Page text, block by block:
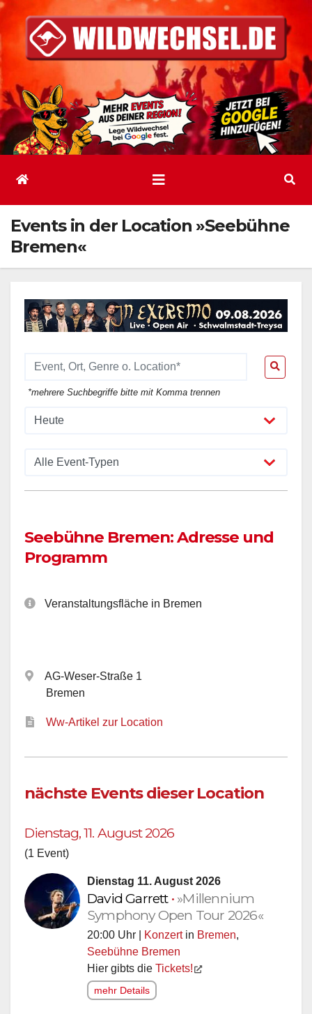
Inhalt
springen
Events in der Location »Seebühne
Bremen«
*mehrere Suchbegriffe bitte mit Komma trennen
Seebühne Bremen: Adresse und
Programm
Veranstaltungsfläche in Bremen
AG-Weser-Straße 1
Bremen
Ww-Artikel zur Location
nächste Events dieser Location
Dienstag, 11. August 2026
(1 Event)
Dienstag 11. August 2026
David Garrett • »Millennium
Symphony Open Tour 2026«
20:00 Uhr | Konzertin Bremen,
Seebühne Bremen
Hier gibts die Tickets!
mehr Details